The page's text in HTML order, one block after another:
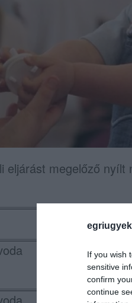
If you wish
sensitive
confirm
continue
eljárást megelőző
Címe
Eger, Vallon u.